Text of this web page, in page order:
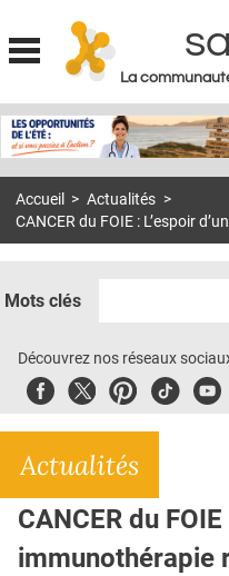
Jump
La
MON COMPTE
S'ABONNER À LA REVUE SOIN À
DOSSIERS
E-REVUE SAD
L'APP
QUI SOMMES-NOUS ?
PUBLICITÉ
Accueil > Actualités >
CANCER du FOIE : L’espoir
Mots clés
Découvrez nos réseaux
FacebookTwitterPinterest
Tiktok
Actualités
CANCER du
immunothérapie